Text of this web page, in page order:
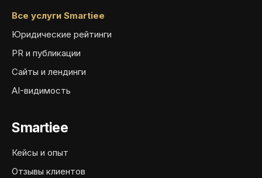
Все услуги Smartiee
Юридические рейтинги
PR и публикации
Сайты и лендинги
AI-видимость
Smartiee
Кейсы и опыт
Отзывы клиентов